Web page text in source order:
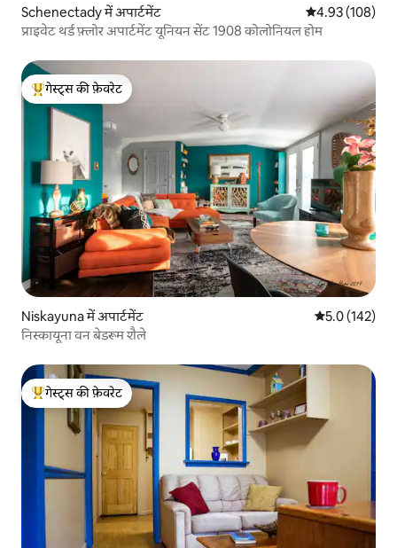
Schenectady में अपार्टमेंट औसत रेटिंग 5 में से
4.93 (108)
प्राइवेट थर्ड फ़्लोर अपार्टमेंट यूनियन सेंट 1908 कोलोनियल होम
गेस्ट्स का टॉप फ़ेवरेट
गेस्ट्स की फ़ेवरेट
Niskayuna में अपार्टमेंट औसत रेटिंग 5 में
5.0 (142)
निस्कायूना वन बेडरूम शैले
गेस्ट्स का टॉप फ़ेवरेट
गेस्ट्स की फ़ेवरेट